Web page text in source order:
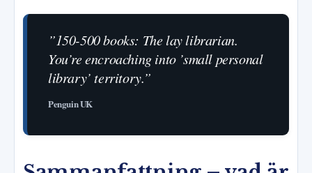
”150-500 books: The lay librarian.
You’re encroaching into ’small personal
library’ territory.”
Penguin UK